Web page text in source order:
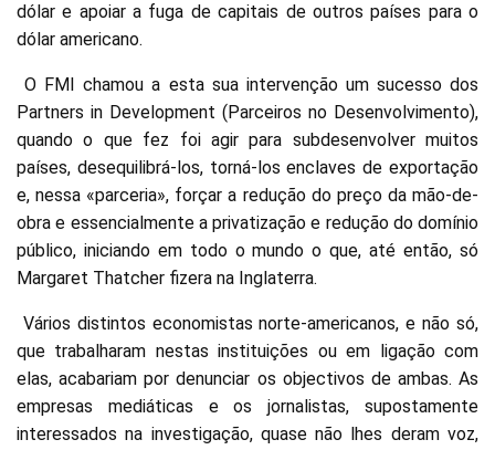
dólar e apoiar a fuga de capitais de outros países para o
dólar americano.
O FMI chamou a esta sua intervenção um sucesso dos
Partners in Development (Parceiros no Desenvolvimento),
quando o que fez foi agir para subdesenvolver muitos
países, desequilibrá-los, torná-los enclaves de exportação
e, nessa «parceria», forçar a redução do preço da mão-de-
obra e essencialmente a privatização e redução do domínio
público, iniciando em todo o mundo o que, até então, só
Margaret Thatcher fizera na Inglaterra.
Vários distintos economistas norte-americanos, e não só,
que trabalharam nestas instituições ou em ligação com
elas, acabariam por denunciar os objectivos de ambas. As
empresas mediáticas e os jornalistas, supostamente
interessados na investigação, quase não lhes deram voz,